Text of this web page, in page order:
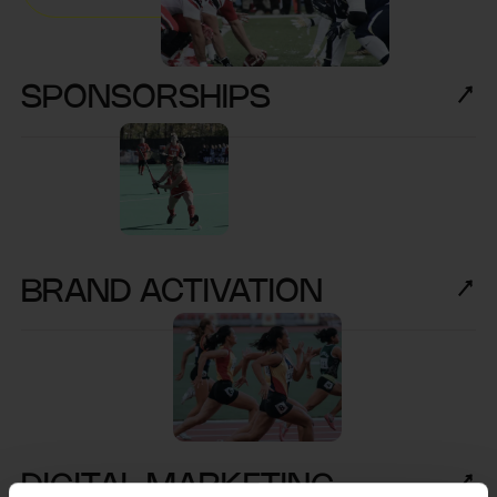
SPONSORSHIPS
BRAND ACTIVATION
DIGITAL MARKETING